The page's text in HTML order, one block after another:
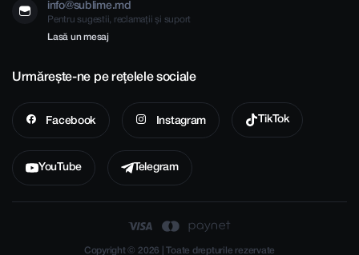
info@sublime.md
Pentru sugestii, reclamații și suport
Lasă un mesaj
Urmărește-ne pe rețelele sociale
Facebook Instagram TikTok
YouTube Telegram
Copyright © 2026 | Toate drepturile rezervate